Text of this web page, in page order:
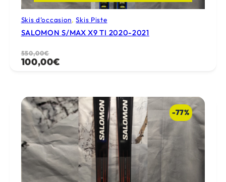
Skis d’occasion, Skis Piste
SALOMON S/MAX X9 TI 2020-2021
550,00€
Le
prix
550,00€.
100,00€
Le
prix
100,00€.
-77%